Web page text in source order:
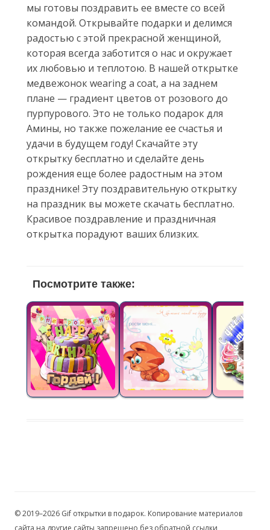
мы готовы поздравить ее вместе со всей
командой. Открывайте подарки и делимся
радостью с этой прекрасной женщиной,
которая всегда заботится о нас и окружает
их любовью и теплотою. В нашей открытке
медвежонок wearing a coat, а на заднем
плане — градиент цветов от розового до
пурпурового. Это не только подарок для
Амины, но также пожелание ее счастья и
удачи в будущем году! Скачайте эту
открытку бесплатно и сделайте день
рождения еще более радостным на этом
празднике! Эту поздравительную открытку
на праздник вы можете скачать бесплатно.
Красивое поздравление и праздничная
открытка порадуют ваших близких.
Посмотрите также:
© 2019–2026 Gif открытки в подарок. Копирование материалов
сайта на другие сайты запрещено без обратной ссылки